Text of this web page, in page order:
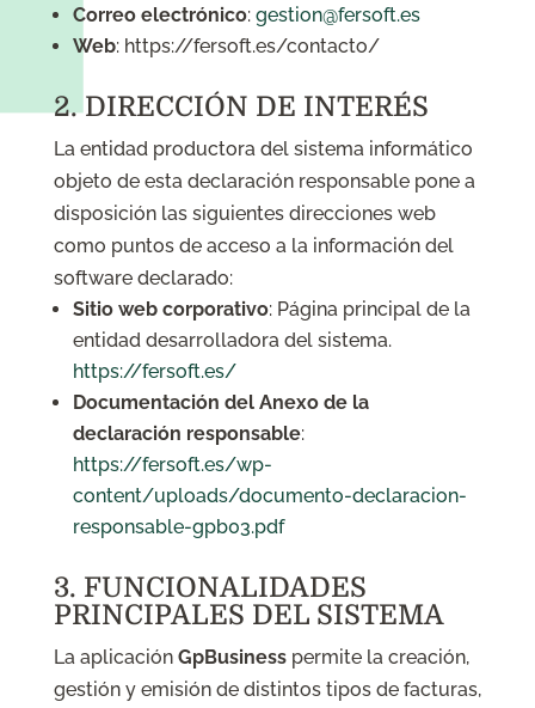
Correo electrónico: gestion@fersoft.es
Web: https://fersoft.es/contacto/
2. DIRECCIÓN DE INTERÉS
La entidad productora del sistema informático
objeto de esta declaración responsable pone a
disposición las siguientes direcciones web
como puntos de acceso a la información del
software declarado:
Sitio web corporativo: Página principal de la
entidad desarrolladora del sistema.
https://fersoft.es/
Documentación del Anexo de la
declaración responsable:
https://fersoft.es/wp-
content/uploads/documento-declaracion-
responsable-gpb03.pdf
3. FUNCIONALIDADES
PRINCIPALES DEL SISTEMA
La aplicación GpBusinesspermite la creación,
gestión y emisión de distintos tipos de facturas,